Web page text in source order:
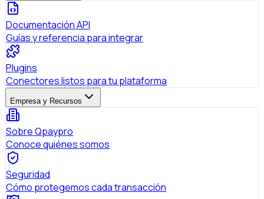
Documentación API
Guías y referencia para integrar
Plugins
Conectores listos para tu plataforma
Empresa y Recursos
Sobre Qpaypro
Conoce quiénes somos
Seguridad
Cómo protegemos cada transacción